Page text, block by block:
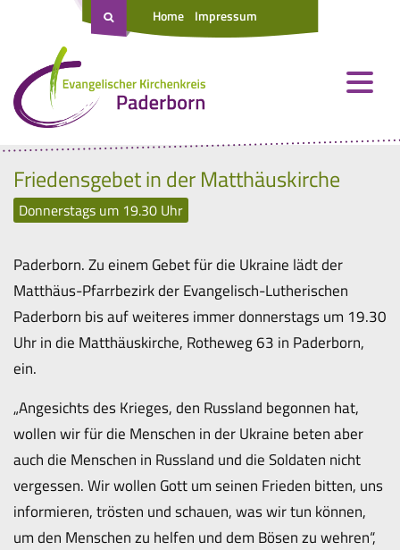
Home Impressum
Friedensgebet in der Matthäuskirche
Donnerstags um 19.30 Uhr
Paderborn. Zu einem Gebet für die Ukraine lädt der
Matthäus-Pfarrbezirk der Evangelisch-Lutherischen
Paderborn bis auf weiteres immer donnerstags um 19.30
Uhr in die Matthäuskirche, Rotheweg 63 in Paderborn,
ein.
„Angesichts des Krieges, den Russland begonnen hat,
wollen wir für die Menschen in der Ukraine beten aber
auch die Menschen in Russland und die Soldaten nicht
vergessen. Wir wollen Gott um seinen Frieden bitten, uns
informieren, trösten und schauen, was wir tun können,
um den Menschen zu helfen und dem Bösen zu wehren“,